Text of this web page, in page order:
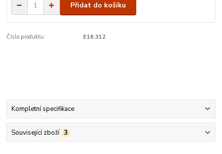
Přidat do košíku
Číslo produktu: E16.312
Kompletní specifikace
Související zboží 3